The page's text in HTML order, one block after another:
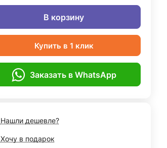
В корзину
Купить в 1 клик
Заказать в WhatsApp
Нашли дешевле?
Хочу в подарок